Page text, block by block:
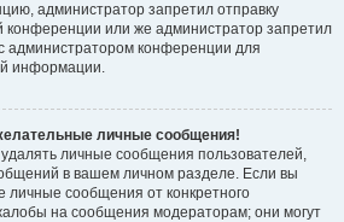
администратор запретил отправку
конференции или же администратор запретил
администратором конференции для
информации.
личные сообщения!
личные сообщения пользователей,
в вашем личном разделе. Если вы
личные сообщения от конкретного
на сообщения модераторам; они могут